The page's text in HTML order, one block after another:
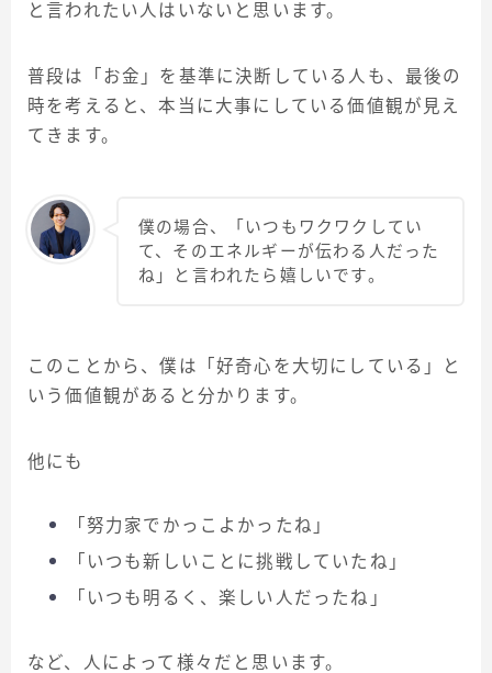
と言われたい人はいないと思います。
普段は「お金」を基準に決断している人も、最後の
時を考えると、本当に大事にしている価値観が見え
てきます。
僕の場合、「いつもワクワクしてい
て、そのエネルギーが伝わる人だった
ね」と言われたら嬉しいです。
このことから、僕は「好奇心を大切にしている」と
いう価値観があると分かります。
他にも
「努力家でかっこよかったね」
「いつも新しいことに挑戦していたね」
「いつも明るく、楽しい人だったね」
など、人によって様々だと思います。